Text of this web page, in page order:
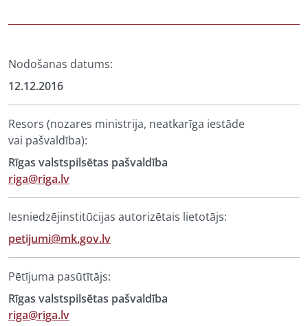
Nodošanas datums:
12.12.2016
Resors (nozares ministrija, neatkarīga iestāde
vai pašvaldība):
Rīgas valstspilsētas pašvaldība
riga@riga.lv
Iesniedzējinstitūcijas autorizētais lietotājs:
petijumi@mk.gov.lv
Pētījuma pasūtītājs:
Rīgas valstspilsētas pašvaldība
riga@riga.lv